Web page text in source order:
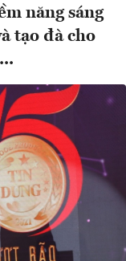
năng sáng
tạo đà cho